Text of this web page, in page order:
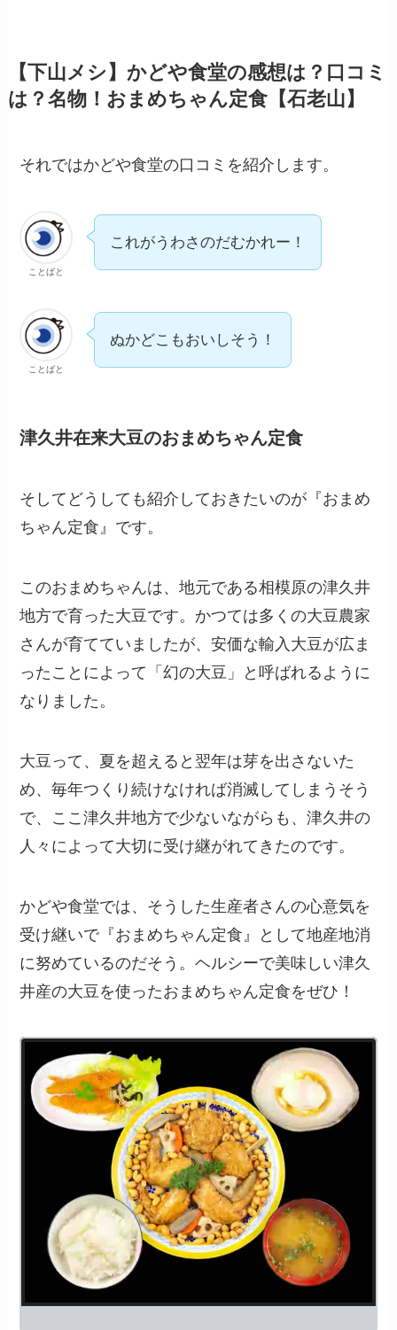
【下山メシ】かどや食堂の感想は？口コミ
は？名物！おまめちゃん定食【石老山】
それではかどや食堂の口コミを紹介します。
ことばと
これがうわさのだむかれー！
ことばと
ぬかどこもおいしそう！
津久井在来大豆のおまめちゃん定食
そしてどうしても紹介しておきたいのが『おまめ
ちゃん定食』です。
このおまめちゃんは、地元である相模原の津久井
地方で育った大豆です。かつては多くの大豆農家
さんが育てていましたが、安価な輸入大豆が広ま
ったことによって「幻の大豆」と呼ばれるように
なりました。
大豆って、夏を超えると翌年は芽を出さないた
め、毎年つくり続けなければ消滅してしまうそう
で、ここ津久井地方で少ないながらも、津久井の
人々によって大切に受け継がれてきたのです。
かどや食堂では、そうした生産者さんの心意気を
受け継いで『おまめちゃん定食』として地産地消
に努めているのだそう。ヘルシーで美味しい津久
井産の大豆を使ったおまめちゃん定食をぜひ！